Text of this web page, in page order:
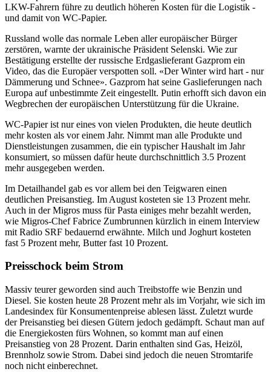
LKW-Fahrern führe zu deutlich höheren Kosten für die Logistik -
und damit von WC-Papier.
Russland wolle das normale Leben aller europäischer Bürger
zerstören, warnte der ukrainische Präsident Selenski. Wie zur
Bestätigung erstellte der russische Erdgaslieferant Gazprom ein
Video, das die Europäer verspotten soll. «Der Winter wird hart - nur
Dämmerung und Schnee». Gazprom hat seine Gaslieferungen nach
Europa auf unbestimmte Zeit eingestellt. Putin erhofft sich davon ein
Wegbrechen der europäischen Unterstützung für die Ukraine.
WC-Papier ist nur eines von vielen Produkten, die heute deutlich
mehr kosten als vor einem Jahr. Nimmt man alle Produkte und
Dienstleistungen zusammen, die ein typischer Haushalt im Jahr
konsumiert, so müssen dafür heute durchschnittlich 3.5 Prozent
mehr ausgegeben werden.
Im Detailhandel gab es vor allem bei den Teigwaren einen
deutlichen Preisanstieg. Im August kosteten sie 13 Prozent mehr.
Auch in der Migros muss für Pasta einiges mehr bezahlt werden,
wie Migros-Chef Fabrice Zumbrunnen kürzlich in einem Interview
mit Radio SRF bedauernd erwähnte. Milch und Joghurt kosteten
fast 5 Prozent mehr, Butter fast 10 Prozent.
Preisschock beim Strom
Massiv teurer geworden sind auch Treibstoffe wie Benzin und
Diesel. Sie kosten heute 28 Prozent mehr als im Vorjahr, wie sich im
Landesindex für Konsumentenpreise ablesen lässt. Zuletzt wurde
der Preisanstieg bei diesen Gütern jedoch gedämpft. Schaut man auf
die Energiekosten fürs Wohnen, so kommt man auf einen
Preisanstieg von 28 Prozent. Darin enthalten sind Gas, Heizöl,
Brennholz sowie Strom. Dabei sind jedoch die neuen Stromtarife
noch nicht einberechnet.